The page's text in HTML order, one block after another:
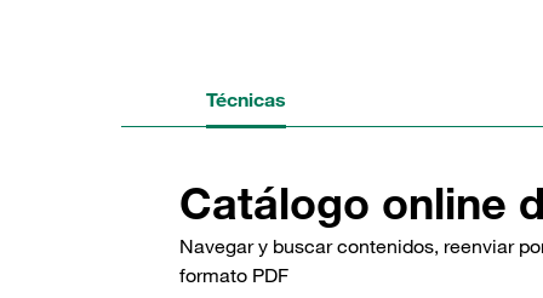
Técnicas
Catálogo online
Navegar y buscar contenidos, reenviar
formato PDF